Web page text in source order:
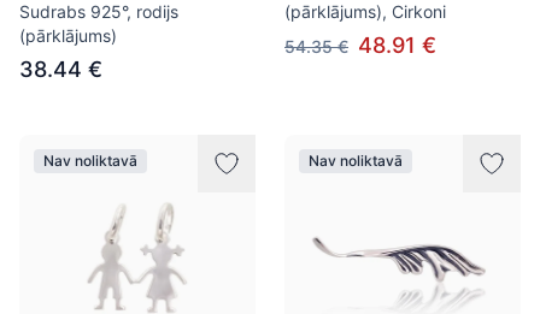
Sudrabs 925°, rodijs
(pārklājums)
38.44 €
(pārklājums), Cirkoni
54.35 € 48.91 €
Nav noliktavā Nav noliktavā